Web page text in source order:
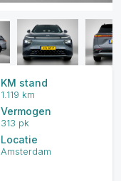
KM stand
1.119 km
Vermogen
313 pk
Locatie
Amsterdam